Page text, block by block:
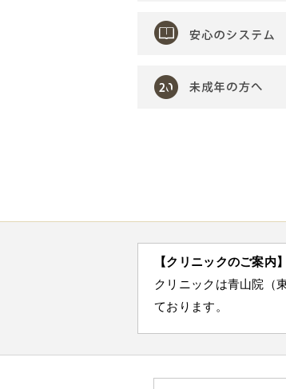
【クリニックのご案内】
クリニックは青山院（
ております。